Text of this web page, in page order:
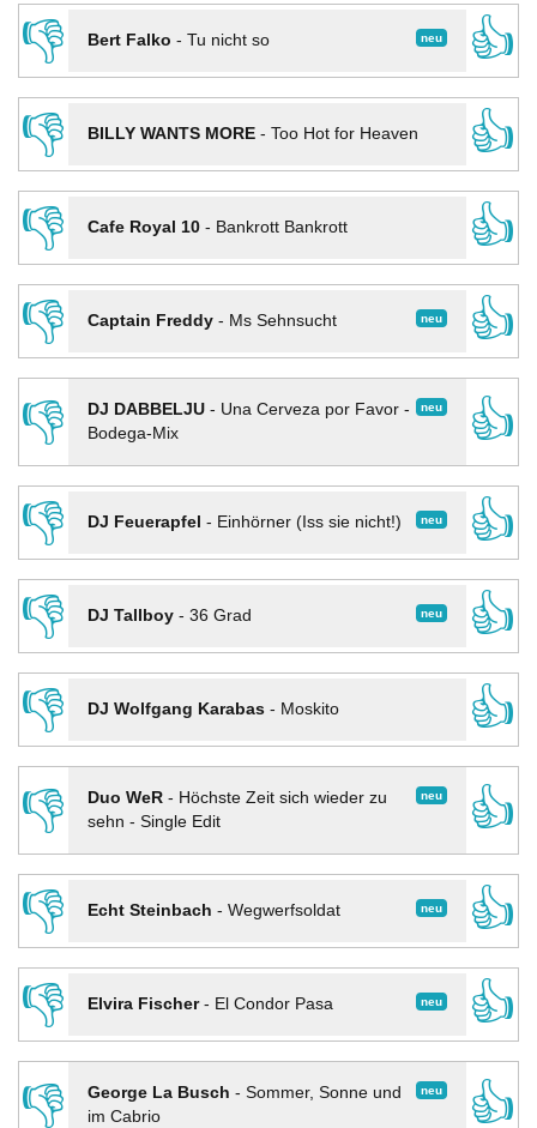
👎
neu
Bert Falko - Tu nicht so
👍
👎
BILLY WANTS MORE- Too Hot for Heaven
👍
👎
Cafe Royal 10- Bankrott Bankrott
👍
👎
neu
Captain Freddy- Ms Sehnsucht
👍
👎
neu
DJ DABBELJU- Una Cerveza por Favor -
Bodega-Mix
👍
👎
neu
DJ Feuerapfel - Einhörner (Iss sie nicht!)
👍
👎
neu
DJ Tallboy- 36 Grad
👍
👎
DJ Wolfgang Karabas- Moskito
👍
👎
neu
Duo WeR- Höchste Zeit sich wieder zu
sehn - Single Edit
👍
👎
neu
Echt Steinbach - Wegwerfsoldat
👍
👎
neu
Elvira Fischer- El Condor Pasa
👍
👎
neu
George La Busch - Sommer, Sonne und
im Cabrio
👍